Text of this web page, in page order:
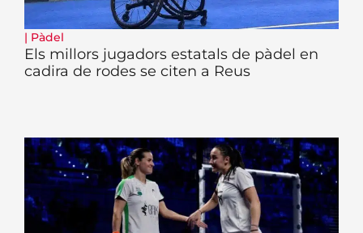
| Pàdel
Els millors jugadors estatals de pàdel en
cadira de rodes se citen a Reus